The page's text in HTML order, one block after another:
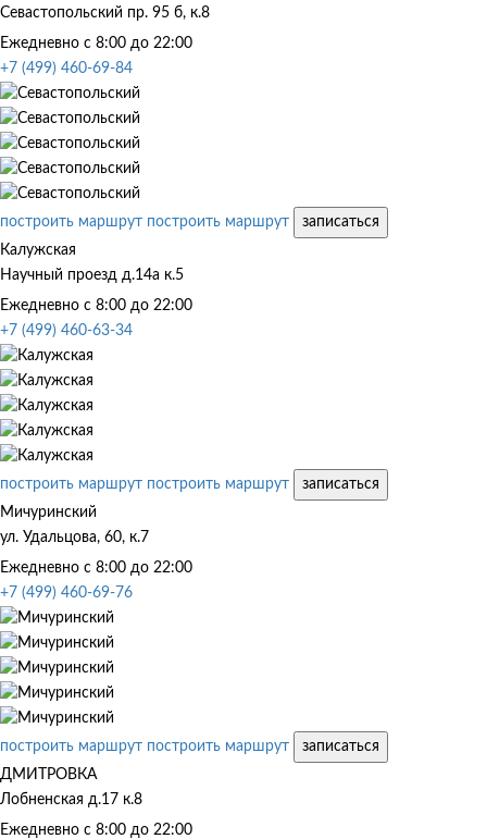
Севастопольский пр. 95 б, к.8
Ежедневно с 8:00 до 22:00
+7 (499) 460-69-84
построить маршрут построить маршрут
записаться
Калужская
Научный проезд д.14а к.5
Ежедневно с 8:00 до 22:00
+7 (499) 460-63-34
построить маршрут построить маршрут
записаться
Мичуринский
ул. Удальцова, 60, к.7
Ежедневно с 8:00 до 22:00
+7 (499) 460-69-76
построить маршрут построить маршрут
записаться
ДМИТРОВКА
Лобненская д.17 к.8
Ежедневно с 8:00 до 22:00